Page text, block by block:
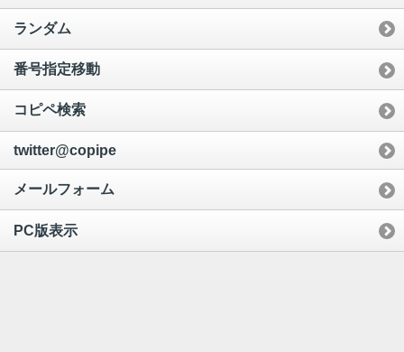
ランダム
番号指定移動
コピペ検索
twitter@copipe
メールフォーム
PC版表示